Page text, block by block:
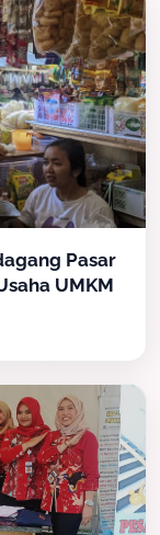
Pasar
UMKM